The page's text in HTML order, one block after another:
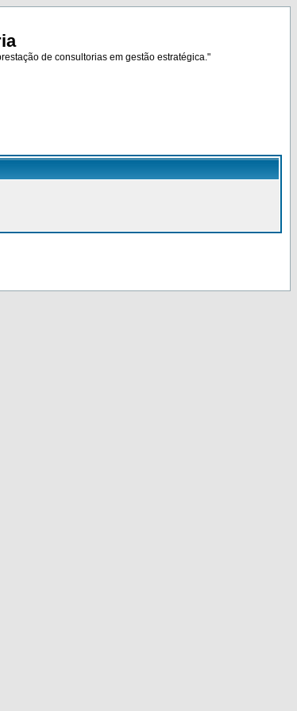
de consultorias em gestão estratégica."